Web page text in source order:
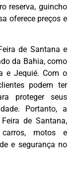
reserva, guincho
oferece preços e
de Santana e
da Bahia, como
e Jequié. Com o
podem ter
proteger seus
Portanto, a
de Santana,
motos e
e segurança no